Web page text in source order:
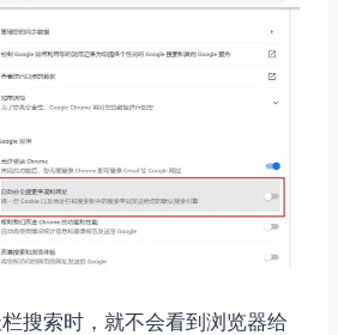
搜索时，就不会看到浏览器给